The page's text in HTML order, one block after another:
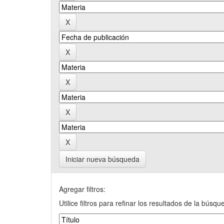
Iniciar nueva búsqueda
Agregar filtros:
Utilice filtros para refinar los resultados de la